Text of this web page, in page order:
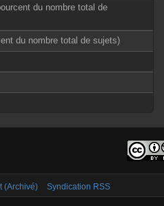
du nombre total de
du nombre total de sujets)
(Archivé) Syndication RSS